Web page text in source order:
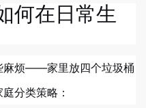
何在日常生
麻烦——家里放四个垃圾桶
分类策略：